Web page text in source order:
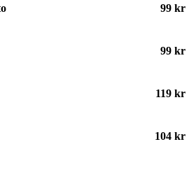
99 kr
99 kr
119 kr
104 kr